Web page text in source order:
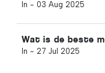
In - 03 Aug 2025
Wat is de beste
In - 27 Jul 2025